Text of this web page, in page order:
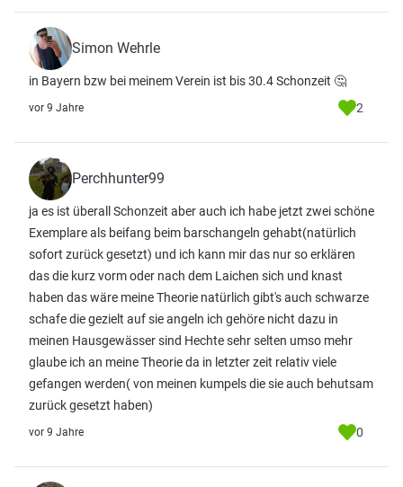
Simon Wehrle
in Bayern bzw bei meinem Verein ist bis 30.4 Schonzeit 🤔
vor 9 Jahre 2
Perchhunter99
ja es ist überall Schonzeit aber auch ich habe jetzt zwei schöne
Exemplare als beifang beim barschangeln gehabt(natürlich
sofort zurück gesetzt) und ich kann mir das nur so erklären
das die kurz vorm oder nach dem Laichen sich und knast
haben das wäre meine Theorie natürlich gibt's auch schwarze
schafe die gezielt auf sie angeln ich gehöre nicht dazu in
meinen Hausgewässer sind Hechte sehr selten umso mehr
glaube ich an meine Theorie da in letzter zeit relativ viele
gefangen werden( von meinen kumpels die sie auch behutsam
zurück gesetzt haben)
vor 9 Jahre 0